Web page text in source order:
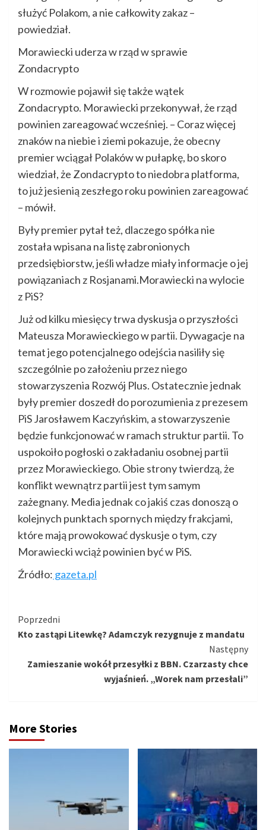
służyć Polakom, a nie całkowity zakaz –
powiedział.
Morawiecki uderza w rząd w sprawie
Zondacrypto
W rozmowie pojawił się także wątek
Zondacrypto. Morawiecki przekonywał, że rząd
powinien zareagować wcześniej. – Coraz więcej
znaków na niebie i ziemi pokazuje, że obecny
premier wciągał Polaków w pułapkę, bo skoro
wiedział, że Zondacrypto to niedobra platforma,
to już jesienią zeszłego roku powinien zareagować
– mówił.
Były premier pytał też, dlaczego spółka nie
została wpisana na listę zabronionych
przedsiębiorstw, jeśli władze miały informacje o jej
powiązaniach z Rosjanami.Morawiecki na wylocie
z PiS?
Już od kilku miesięcy trwa dyskusja o przyszłości
Mateusza Morawieckiego w partii. Dywagacje na
temat jego potencjalnego odejścia nasiliły się
szczególnie po założeniu przez niego
stowarzyszenia Rozwój Plus. Ostatecznie jednak
były premier doszedł do porozumienia z prezesem
PiS Jarosławem Kaczyńskim, a stowarzyszenie
będzie funkcjonować w ramach struktur partii. To
uspokoiło pogłoski o zakładaniu osobnej partii
przez Morawieckiego. Obie strony twierdzą, że
konflikt wewnątrz partii jest tym samym
zażegnany. Media jednak co jakiś czas donoszą o
kolejnych punktach spornych między frakcjami,
które mają prowokować dyskusje o tym, czy
Morawiecki wciąż powinien być w PiS.
Źródło: gazeta.pl
Kontynuuj
czytanie
Poprzedni
Kto zastąpi Litewkę? Adamczyk rezygnuje z mandatu
Następny
Zamieszanie wokół przesyłki z BBN. Czarzasty chce
wyjaśnień. „Worek nam przesłali”
More Stories